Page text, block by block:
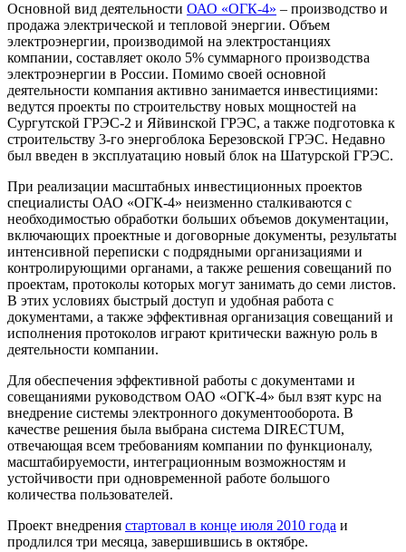
Основной вид деятельности ОАО «ОГК-4» – производство и
продажа электрической и тепловой энергии. Объем
электроэнергии, производимой на электростанциях
компании, составляет около 5% суммарного производства
электроэнергии в России. Помимо своей основной
деятельности компания активно занимается инвестициями:
ведутся проекты по строительству новых мощностей на
Сургутской ГРЭС-2 и Яйвинской ГРЭС, а также подготовка к
строительству 3-го энергоблока Березовской ГРЭС. Недавно
был введен в эксплуатацию новый блок на Шатурской ГРЭС.
При реализации масштабных инвестиционных проектов
специалисты ОАО «ОГК-4» неизменно сталкиваются с
необходимостью обработки больших объемов документации,
включающих проектные и договорные документы, результаты
интенсивной переписки с подрядными организациями и
контролирующими органами, а также решения совещаний по
проектам, протоколы которых могут занимать до семи листов.
В этих условиях быстрый доступ и удобная работа с
документами, а также эффективная организация совещаний и
исполнения протоколов играют критически важную роль в
деятельности компании.
Для обеспечения эффективной работы с документами и
совещаниями руководством ОАО «ОГК-4» был взят курс на
внедрение системы электронного документооборота. В
качестве решения была выбрана система DIRECTUM,
отвечающая всем требованиям компании по функционалу,
масштабируемости, интеграционным возможностям и
устойчивости при одновременной работе большого
количества пользователей.
Проект внедрения стартовал в конце июля 2010 года и
продлился три месяца, завершившись в октябре.